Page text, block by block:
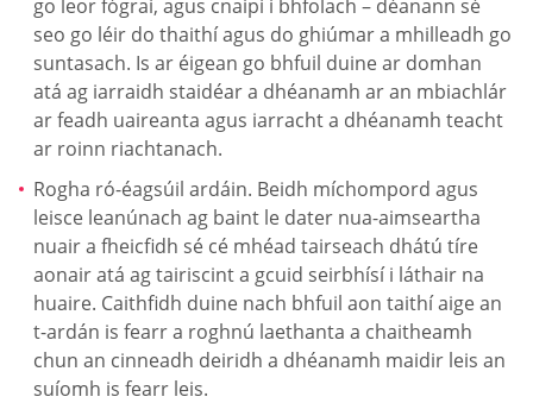
go leor fógraí, agus cnaipí i bhfolach – déanann sé
seo go léir do thaithí agus do ghiúmar a mhilleadh go
suntasach. Is ar éigean go bhfuil duine ar domhan
atá ag iarraidh staidéar a dhéanamh ar an mbiachlár
ar feadh uaireanta agus iarracht a dhéanamh teacht
ar roinn riachtanach.
Rogha ró-éagsúil ardáin. Beidh míchompord agus
leisce leanúnach ag baint le dater nua-aimseartha
nuair a fheicfidh sé cé mhéad tairseach dhátú tíre
aonair atá ag tairiscint a gcuid seirbhísí i láthair na
huaire. Caithfidh duine nach bhfuil aon taithí aige an
t-ardán is fearr a roghnú laethanta a chaitheamh
chun an cinneadh deiridh a dhéanamh maidir leis an
suíomh is fearr leis.